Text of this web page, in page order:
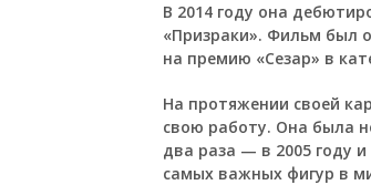
В 2014 году она
«Призраки». Фильм был
на премию «Сезар» в
На протяжении своей
свою работу. Она была
два раза — в 2005 году
самых важных фигур в